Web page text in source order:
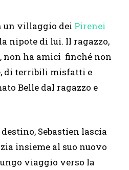
un villaggio dei Pirenei
nipote di lui. Il ragazzo,
non ha amici finché non
di terribili misfatti e
Belle dal ragazzo e
Sebastien lascia
insieme al suo nuovo
viaggio verso la